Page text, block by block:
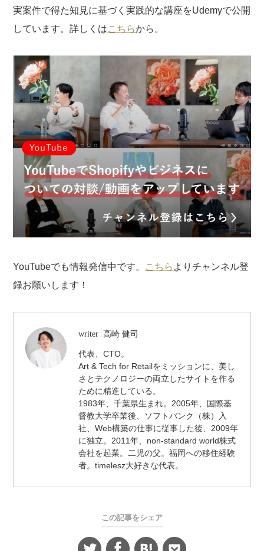
実案件で得た知見に基づく実践的な講座をUdemyで公開
しています。詳しくはこちらから。
YouTubeでも情報発信中です。 こちら よりチャンネル登
録お願いします！
writer 高崎 健司
取
締
役
/
CTO
代表、CTO。
Art & Tech for Retailをミッションに、美し
さとテクノロジーの両立したサイトを作る
ために精進している。
1983年、千葉県生まれ。2005年、国際基
督教大学卒業後、ソフトバンク（株）入
社、Web構築の仕事に従事した後、2009年
に独立。2011年、non-standard world株式
会社を起業。二児の父。福岡への移住経験
者。timelesz大好きな代表。
この記事をシェア